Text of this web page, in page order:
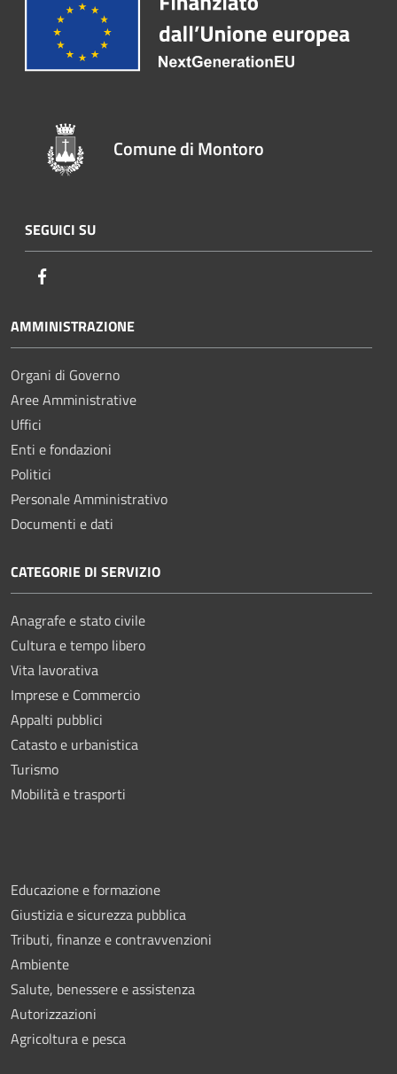
Comune di Montoro
SEGUICI SU
AMMINISTRAZIONE
Organi di Governo
Aree Amministrative
Uffici
Enti e fondazioni
Politici
Personale Amministrativo
Documenti e dati
CATEGORIE DI SERVIZIO
Anagrafe e stato civile
Cultura e tempo libero
Vita lavorativa
Imprese e Commercio
Appalti pubblici
Catasto e urbanistica
Turismo
Mobilità e trasporti
Educazione e formazione
Giustizia e sicurezza pubblica
Tributi, finanze e contravvenzioni
Ambiente
Salute, benessere e assistenza
Autorizzazioni
Agricoltura e pesca